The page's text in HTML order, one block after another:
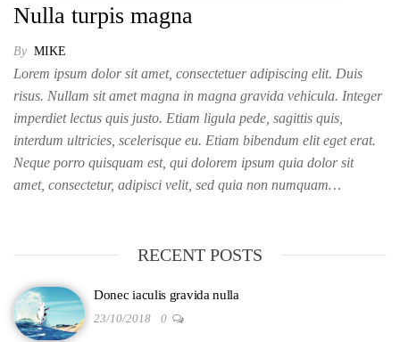
Nulla turpis magna
By MIKE
Lorem ipsum dolor sit amet, consectetuer adipiscing elit. Duis
risus. Nullam sit amet magna in magna gravida vehicula. Integer
imperdiet lectus quis justo. Etiam ligula pede, sagittis quis,
interdum ultricies, scelerisque eu. Etiam bibendum elit eget erat.
Neque porro quisquam est, qui dolorem ipsum quia dolor sit
amet, consectetur, adipisci velit, sed quia non numquam…
RECENT POSTS
Donec iaculis gravida nulla
23/10/2018 0